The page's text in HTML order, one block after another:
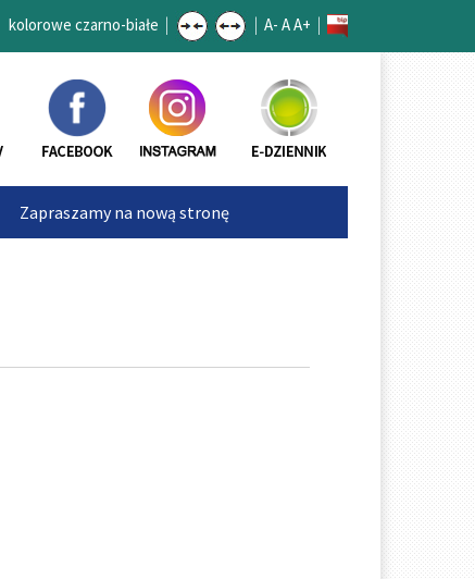
kolorowe czarno-białe | |A- AA+ |
Zapraszamy na nową stronę